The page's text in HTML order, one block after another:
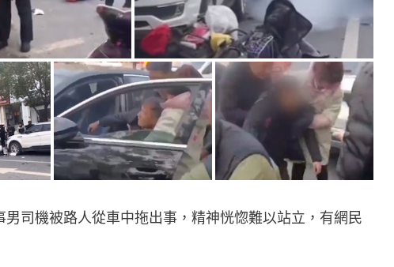
男司機被路人從車中拖出事，精神恍惚難以站立，有網民